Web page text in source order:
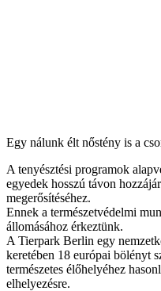
Egy nálunk élt nőstény is a
A tenyésztési programok
egyedek hosszú távon
megerősítéséhez.
Ennek a természetvédelmi
állomásához érkeztünk.
A Tierpark Berlin egy
keretében 18 európai bölényt
természetes élőhelyéhez
elhelyezésre.